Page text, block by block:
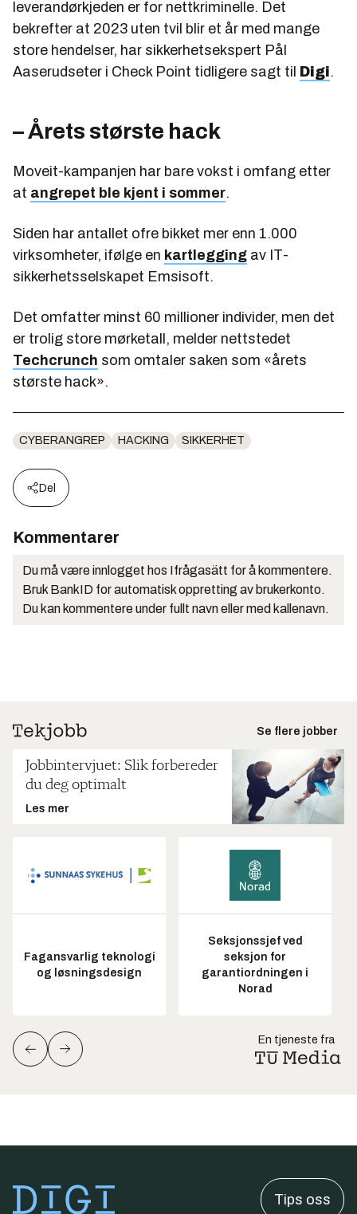
leverandørkjeden er for nettkriminelle. Det
bekrefter at 2023 uten tvil blir et år med mange
store hendelser, har sikkerhetsekspert Pål
Aaserudseter i Check Point tidligere sagt til Digi.
– Årets største hack
Moveit-kampanjen har bare vokst i omfang etter
at angrepet ble kjent i sommer.
Siden har antallet ofre bikket mer enn 1.000
virksomheter, ifølge en kartlegging av IT-
sikkerhetsselskapet Emsisoft.
Det omfatter minst 60 millioner individer, men det
er trolig store mørketall, melder nettstedet
Techcrunch som omtaler saken som «årets
største hack».
CYBERANGREP HACKING SIKKERHET
Del
Kommentarer
Du må være innlogget hos Ifrågasätt for å kommentere.
Bruk BankID for automatisk oppretting av brukerkonto.
Du kan kommentere under fullt navn eller med kallenavn.
Se flere jobber
Jobbintervjuet: Slik forbereder
du deg optimalt
Les mer
Fagansvarlig teknologi
og løsningsdesign
Seksjonssjef ved
seksjon for
garantiordningen i
Norad
En tjeneste fra
Tips oss